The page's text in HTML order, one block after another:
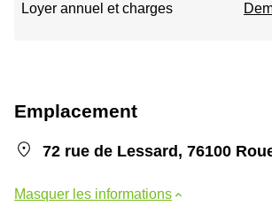
Loyer annuel et charges
Emplacement
72 rue de Lessard, 76100
Masquer les informations